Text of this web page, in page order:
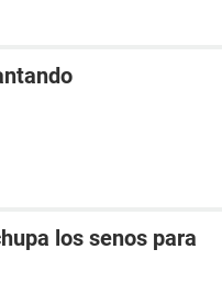
los senos para